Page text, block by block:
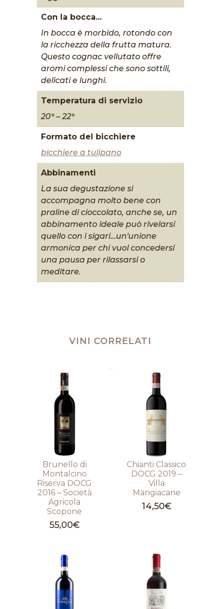
Con la bocca...
In bocca è morbido, rotondo con
la ricchezza della frutta matura.
Questo cognac vellutato offre
aromi complessi che sono sottili,
delicati e lunghi.
Temperatura di servizio
20° – 22°
Formato del bicchiere
bicchiere a tulipano
Abbinamenti
La sua degustazione si
accompagna molto bene con
praline di cioccolato, anche se, un
abbinamento ideale può rivelarsi
quello con i sigari…un'unione
armonica per chi vuol concedersi
una pausa per rilassarsi o
meditare.
VINI CORRELATI
Brunello di
Montalcino
Riserva DOCG
2016 – Società
Agricola
Scopone
55,00€
Chianti Classico
DOCG 2019 –
Villa
Mangiacane
14,50€